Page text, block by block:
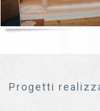
Progetti